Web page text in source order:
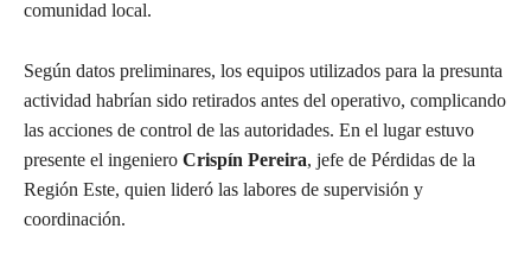
comunidad local.
Según datos preliminares, los equipos utilizados para la presunta
actividad habrían sido retirados antes del operativo, complicando
las acciones de control de las autoridades. En el lugar estuvo
presente el ingeniero Crispín Pereira, jefe de Pérdidas de la
Región Este, quien lideró las labores de supervisión y
coordinación.